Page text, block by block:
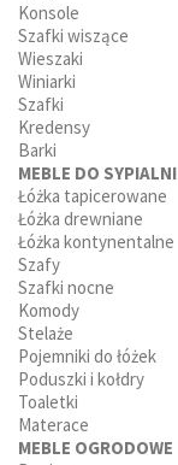
Konsole
Szafki wiszące
Wieszaki
Winiarki
Szafki
Kredensy
Barki
MEBLE DO SYPIALNI
Łóżka tapicerowane
Łóżka drewniane
Łóżka kontynentalne
Szafy
Szafki nocne
Komody
Stelaże
Pojemniki do łóżek
Poduszki i kołdry
Toaletki
Materace
MEBLE OGRODOWE